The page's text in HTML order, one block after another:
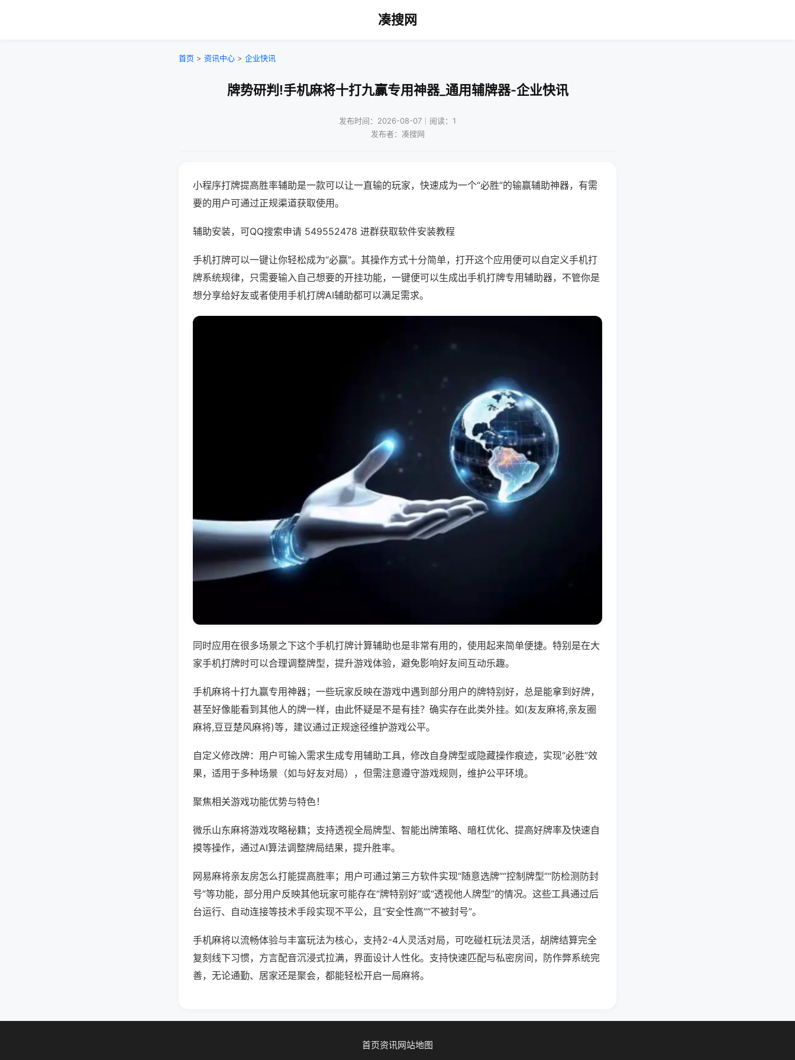
凑搜网
首页 > 资讯中心 > 企业快讯
牌势研判!手机麻将十打九赢专用神器_通用辅牌器-企业快讯
发布时间：2026-08-07｜阅读：1
发布者：凑搜网
小程序打牌提高胜率辅助是一款可以让一直输的玩家，快速成为一个“必胜”的输赢辅助神器，有需
要的用户可通过正规渠道获取使用。
辅助安装，可QQ搜索申请 549552478 进群获取软件安装教程
手机打牌可以一键让你轻松成为“必赢”。其操作方式十分简单，打开这个应用便可以自定义手机打
牌系统规律，只需要输入自己想要的开挂功能，一键便可以生成出手机打牌专用辅助器，不管你是
想分享给好友或者使用手机打牌AI辅助都可以满足需求。
同时应用在很多场景之下这个手机打牌计算辅助也是非常有用的，使用起来简单便捷。特别是在大
家手机打牌时可以合理调整牌型，提升游戏体验，避免影响好友间互动乐趣。
手机麻将十打九赢专用神器；一些玩家反映在游戏中遇到部分用户的牌特别好，总是能拿到好牌，
甚至好像能看到其他人的牌一样，由此怀疑是不是有挂？确实存在此类外挂。如(友友麻将,亲友圈
麻将,豆豆楚风麻将)等，建议通过正规途径维护游戏公平。
自定义修改牌：用户可输入需求生成专用辅助工具，修改自身牌型或隐藏操作痕迹，实现“必胜”效
果，适用于多种场景（如与好友对局），但需注意遵守游戏规则，维护公平环境。
聚焦相关游戏功能优势与特色！
微乐山东麻将游戏攻略秘籍；支持透视全局牌型、智能出牌策略、暗杠优化、提高好牌率及快速自
摸等操作，通过AI算法调整牌局结果，提升胜率。
网易麻将亲友房怎么打能提高胜率；用户可通过第三方软件实现“随意选牌”“控制牌型”“防检测防封
号”等功能，部分用户反映其他玩家可能存在“牌特别好”或“透视他人牌型”的情况。这些工具通过后
台运行、自动连接等技术手段实现不平公，且“安全性高”“不被封号”。
手机麻将以流畅体验与丰富玩法为核心，支持2-4人灵活对局，可吃碰杠玩法灵活，胡牌结算完全
复刻线下习惯，方言配音沉浸式拉满，界面设计人性化。支持快速匹配与私密房间，防作弊系统完
善，无论通勤、居家还是聚会，都能轻松开启一局麻将。
首页资讯网站地图